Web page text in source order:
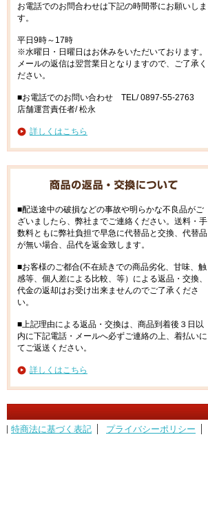
お電話でのお問合わせは下記の時間帯にお願いしま
す。
平日9時～17時
※水曜日・日曜日はお休みをいただいております。
メールの返信は翌営業日となりますので、ご了承く
ださい。
■お電話でのお問い合わせ TEL/ 0897-55-2763
店舗運営責任者/ 松永
詳しくはこちら
■配送途中の破損などの事故や明らかな不良品がご
ざいましたら、弊社までご連絡ください。送料・手
数料ともに弊社負担で早急に代替品と交換、代替品
が無い場合、品代を返金致します。
■お客様のご都合(不在続きでの商品劣化、甘味、触
感等、個人差による比較、等）による返品・交換、
代金の返却はお受け出来ませんのでご了承くださ
い。
■上記理由による返品・交換は、商品到着後３日以
内に下記電話・メールへ必ずご連絡の上、着払いに
てご返送ください。
詳しくはこちら
特商法に基づく表記 プライバシーポリシー